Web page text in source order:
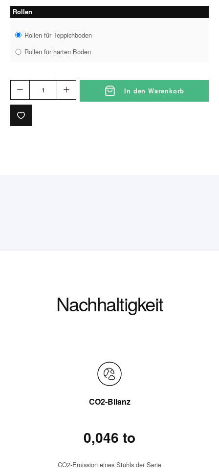
Rollen
Rollen für Teppichboden
Rollen für harten Boden
In den Warenkorb
Nachhaltigkeit
CO2-Bilanz
0,046 to
CO2-Emission eines Stuhls der Serie